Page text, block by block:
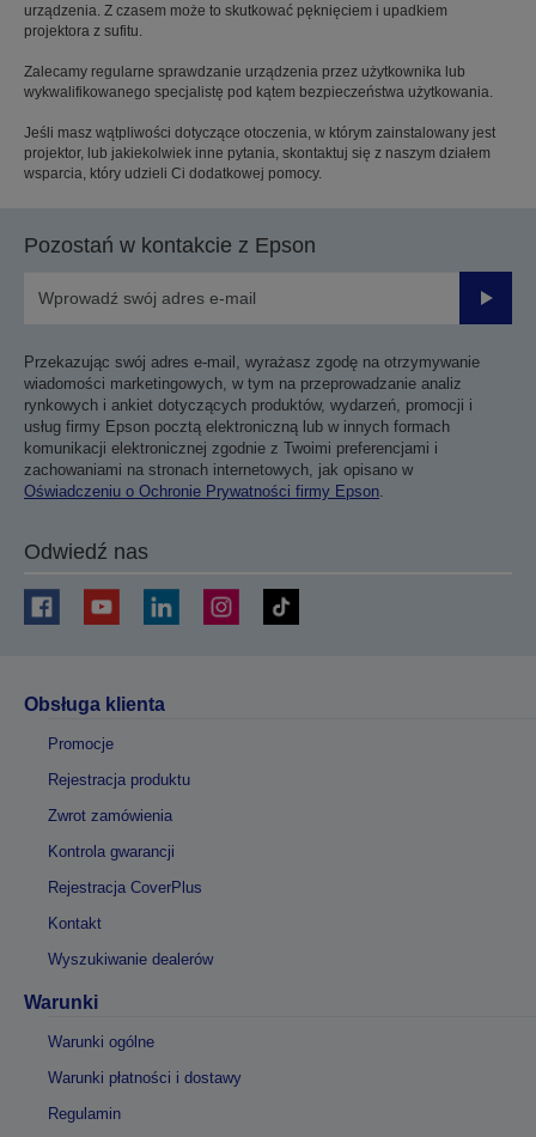
urządzenia. Z czasem może to skutkować pęknięciem i upadkiem
projektora z sufitu.
Zalecamy regularne sprawdzanie urządzenia przez użytkownika lub
wykwalifikowanego specjalistę pod kątem bezpieczeństwa użytkowania.
Jeśli masz wątpliwości dotyczące otoczenia, w którym zainstalowany jest
projektor, lub jakiekolwiek inne pytania, skontaktuj się z naszym działem
wsparcia, który udzieli Ci dodatkowej pomocy.
Pozostań w kontakcie z Epson
Przekazując swój adres e-mail, wyrażasz zgodę na otrzymywanie
wiadomości marketingowych, w tym na przeprowadzanie analiz
rynkowych i ankiet dotyczących produktów, wydarzeń, promocji i
usług firmy Epson pocztą elektroniczną lub w innych formach
komunikacji elektronicznej zgodnie z Twoimi preferencjami i
zachowaniami na stronach internetowych, jak opisano w
Oświadczeniu o Ochronie Prywatności firmy Epson
Odwiedź nas
Obsługa klienta
Promocje
Rejestracja produktu
Zwrot zamówienia
Kontrola gwarancji
Rejestracja CoverPlus
Kontakt
Wyszukiwanie dealerów
Warunki
Warunki ogólne
Warunki płatności i dostawy
Regulamin